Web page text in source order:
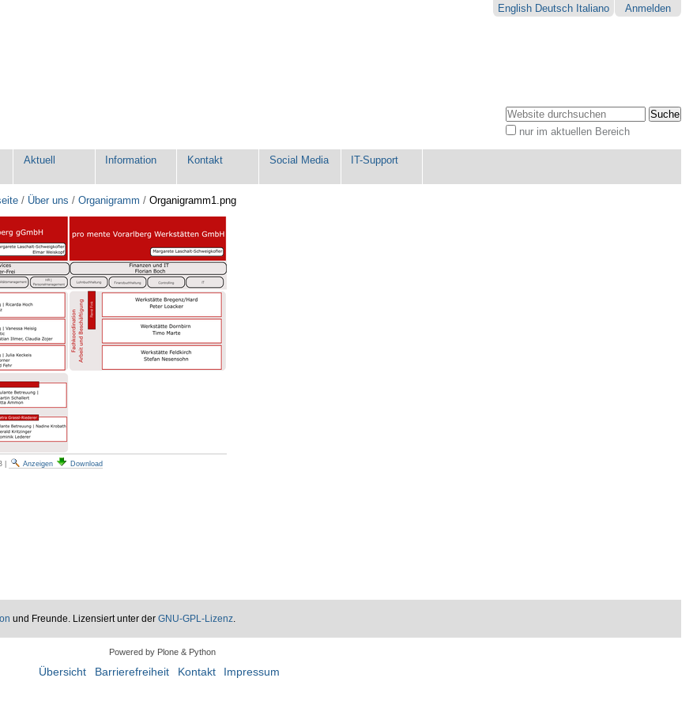
Anmelden
English Deutsch Italiano
Website durchsuchen
nur im aktuellen Bereich
Aktuell Information Kontakt Social Media IT-Support
/ Über uns /Organigramm /Organigramm1.png
Anzeigen Download
und Freunde. Lizensiert unter derGNU-GPL-Lizenz.
Powered by Plone & Python
Übersicht Barrierefreiheit Kontakt Impressum